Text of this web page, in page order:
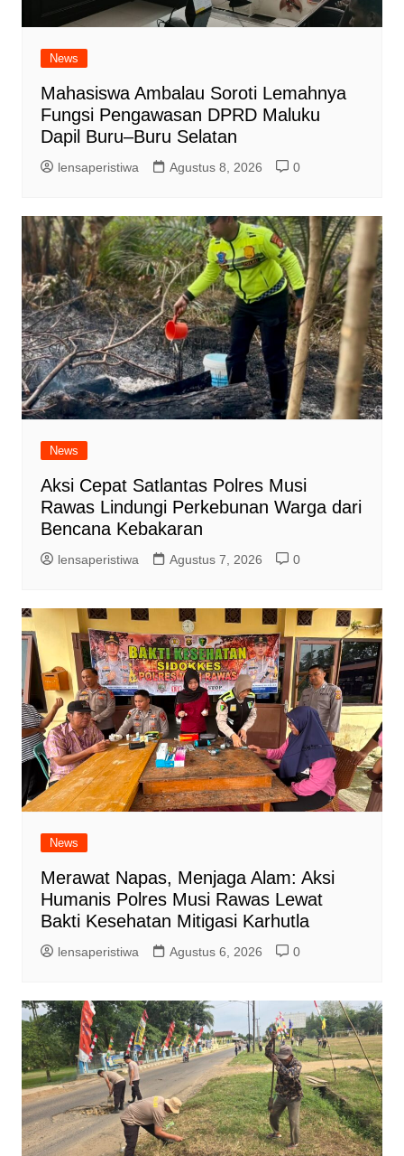
News
Mahasiswa Ambalau Soroti Lemahnya
Fungsi Pengawasan DPRD Maluku
Dapil Buru–Buru Selatan
lensaperistiwa Agustus 8, 2026 0
News
Aksi Cepat Satlantas Polres Musi
Rawas Lindungi Perkebunan Warga dari
Bencana Kebakaran
lensaperistiwa Agustus 7, 2026 0
News
Merawat Napas, Menjaga Alam: Aksi
Humanis Polres Musi Rawas Lewat
Bakti Kesehatan Mitigasi Karhutla
lensaperistiwa Agustus 6, 2026 0